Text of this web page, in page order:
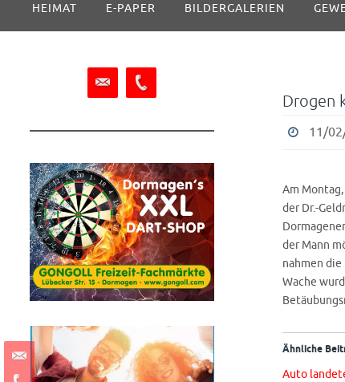
springen
HEIMAT E-PAPER BILDERGALERIEN
Drogen
11/
Am
der Dr.-
der Mann
nahmen
Wache
Ähnliche
Auto